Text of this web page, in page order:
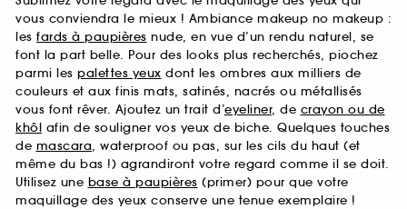
vous conviendra le mieux ! Ambiance makeup no makeup :
les fards à paupières nude, en vue d’un rendu naturel, se
font la part belle. Pour des looks plus recherchés, piochez
parmi les palettes yeux dont les ombres aux milliers de
couleurs et aux finis mats, satinés, nacrés ou métallisés
vous font rêver. Ajoutez un trait d’eyeliner, de crayon ou de
khôl afin de souligner vos yeux de biche. Quelques touches
de mascara, waterproof ou pas, sur les cils du haut (et
même du bas !) agrandiront votre regard comme il se doit.
Utilisez une base à paupières (primer) pour que votre
maquillage des yeux conserve une tenue exemplaire !